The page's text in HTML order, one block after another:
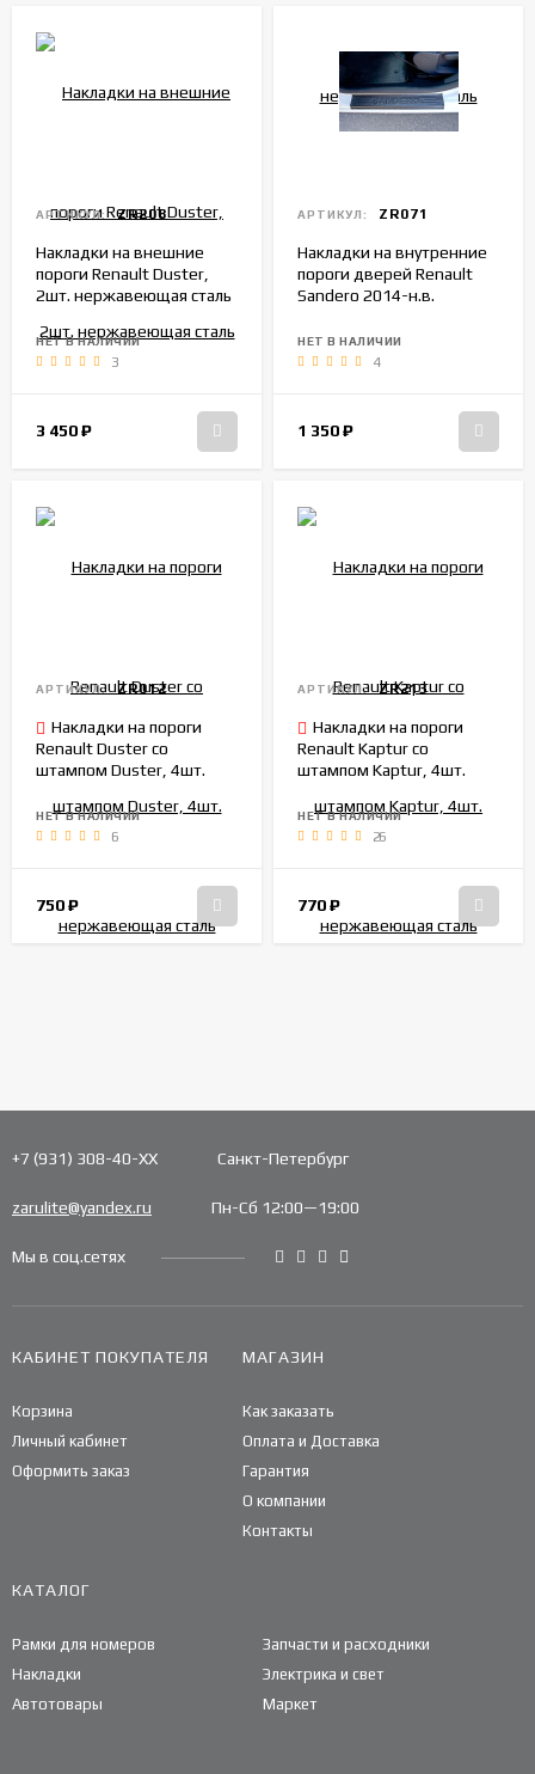
АРТИКУЛ: ZR208
Накладки на внешние
пороги Renault Duster,
2шт. нержавеющая сталь
НЕТ В НАЛИЧИИ
3
3 450₽
АРТИКУЛ: ZR071
Накладки на внутренние
пороги дверей Renault
Sandero 2014-н.в.
НЕТ В НАЛИЧИИ
4
1 350₽
АРТИКУЛ: ZR012
Накладки на пороги
Renault Duster со
штампом Duster, 4шт.
НЕТ В НАЛИЧИИ
6
750₽
АРТИКУЛ: ZR213
Накладки на пороги
Renault Kaptur со
штампом Kaptur, 4шт.
НЕТ В НАЛИЧИИ
26
770₽
+7 (931) 308-40-ХХ Санкт-Петербург
zarulite@yandex.ru Пн-Сб 12:00—19:00
Мы в соц.сетях
КАБИНЕТ ПОКУПАТЕЛЯ
Корзина
Личный кабинет
Оформить заказ
МАГАЗИН
Как заказать
Оплата и Доставка
Гарантия
О компании
Контакты
КАТАЛОГ
Рамки для номеров
Накладки
Автотовары
Запчасти и расходники
Электрика и свет
Маркет